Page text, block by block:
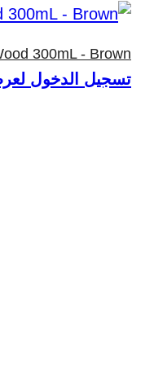
300mL - Brown
تسجيل الدخول